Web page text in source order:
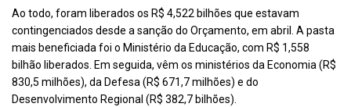
Ao todo, foram liberados os R$ 4,522 bilhões que estavam
contingenciados desde a sanção do Orçamento, em abril. A pasta
mais beneficiada foi o Ministério da Educação, com R$ 1,558
bilhão liberados. Em seguida, vêm os ministérios da Economia (R$
830,5 milhões), da Defesa (R$ 671,7 milhões) e do
Desenvolvimento Regional (R$ 382,7 bilhões).